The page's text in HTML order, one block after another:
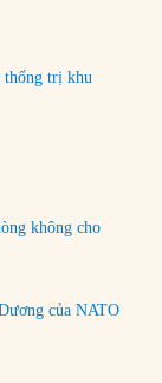
thống trị khu
không cho
của NATO